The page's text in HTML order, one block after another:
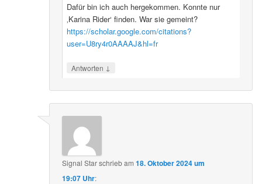
Dafür bin ich auch hergekommen. Konnte nur
‚Karina Rider‘ finden. War sie gemeint?
https://scholar.google.com/citations?
user=U8ry4r0AAAAJ&hl=fr
Antworten ↓
Signal Starschriebam18. Oktober 2024 um
19:07 Uhr: